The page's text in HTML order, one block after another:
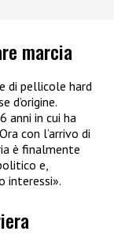
marcia
di pellicole hard
d’origine.
anni in cui ha
con l’arrivo di
è finalmente
e,
interessi».